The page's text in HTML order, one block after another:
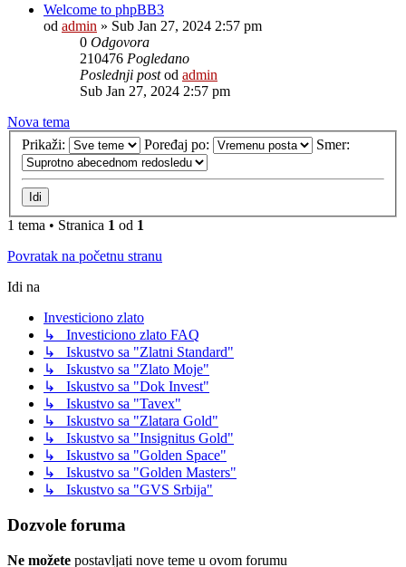
Welcome to phpBB3
od admin » Sub Jan 27, 2024 2:57 pm
0 Odgovora
210476 Pogledano
Poslednji postod admin
Sub Jan 27, 2024 2:57 pm
Nova tema
Prikaži:
Poređaj po: Smer:
1 tema • Stranica 1 od 1
Povratak na početnu stranu
Idi na
Investiciono zlato
↳ Investiciono zlato FAQ
↳ Iskustvo sa "Zlatni Standard"
↳ Iskustvo sa "Zlato Moje"
↳ Iskustvo sa "Dok Invest"
↳ Iskustvo sa "Tavex"
↳ Iskustvo sa "Zlatara Gold"
↳ Iskustvo sa "Insignitus Gold"
↳ Iskustvo sa "Golden Space"
↳ Iskustvo sa "Golden Masters"
↳ Iskustvo sa "GVS Srbija"
Dozvole foruma
Ne možete postavljati nove teme u ovom forumu